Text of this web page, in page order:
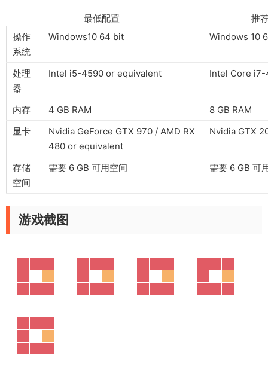
最低配置 推荐配
操作
系统
Windows10 64 bit Windows 10
处理
器
Intel i5-4590 or equivalent Intel Core
内存 4 GB RAM
8 GB RAM
显卡
Nvidia GeForce GTX 970 / AMD RX
480 or equivalent
Nvidia GTX
存储
空间
需要 6 GB 可用空间 需要 6 GB 可
游戏截图